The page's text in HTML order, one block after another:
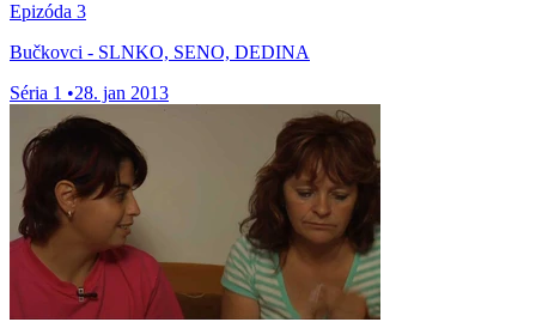
Epizóda 3
Bučkovci - SLNKO, SENO, DEDINA
Séria 1 •28. jan 2013